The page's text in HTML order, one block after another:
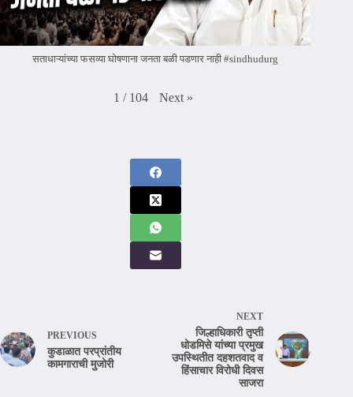
सताधाऱ्यांच्या फसव्या घोषणाना जनता बळी पडणार नाही #sindhudurg
1 / 104 Next »
PREVIOUS
कुडाळात परप्रांतीय
कामगाराची मुजोरी
NEXT
जिल्हाधिकारी तृप्ती
धोडमिसे यांच्या प्रमुख
उपस्थितीत दहशतवाद व
हिंसाचार विरोधी दिवस
साजरा